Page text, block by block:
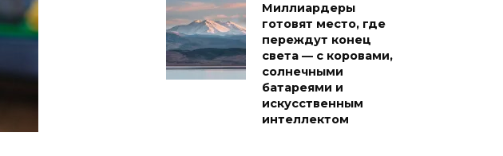
Миллиардеры
готовят место, где
переждут конец
света — с коровами,
солнечными
батареями и
искусственным
интеллектом